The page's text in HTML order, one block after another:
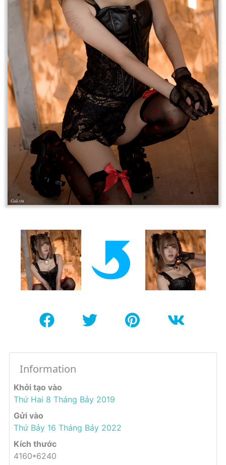
Information
Khởi tạo vào
Thứ Hai 8 Tháng Bảy 2019
Gửi vào
Thứ Bảy 16 Tháng Bảy 2022
Kích thước
4160*6240